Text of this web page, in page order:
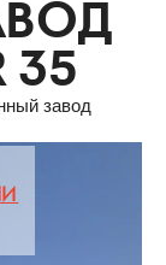
35
завод